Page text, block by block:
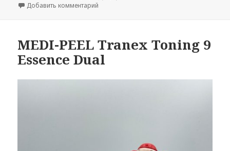
Добавить комментарий
MEDI-PEEL Tranex Toning 9
Essence Dual